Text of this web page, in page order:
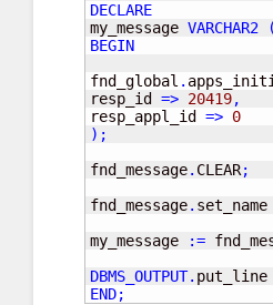
DECLARE
my_message VARCHAR2 (
BEGIN
fnd_global .
resp_id => 20419,
resp_appl_id => 0
) ;
fnd_message. CLEAR;
fnd_message. set_name
my_message
:=
DBMS_OUTPUT. put_line
END;